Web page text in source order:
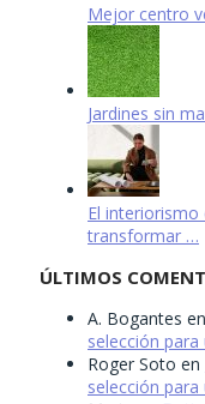
Mejor centro
Jardines sin
El
transformar …
ÚLTIMOS
A. Bogantes en
selección
Roger Soto en
selección